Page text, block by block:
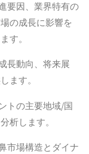
要因、業界特有の
の成長に影響を
す。
長動向、将来展
ます。
トの主要地域/国
析します。
市場構造とダイナ